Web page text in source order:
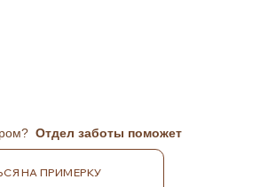
Отдел заботы поможет
НА ПРИМЕРКУ